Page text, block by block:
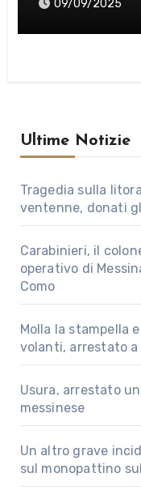
09/09/2025
Ultime Notizie
Tragedia sulla
ventenne, donati
Carabinieri, il
operativo di
Como
Molla la stampella
volanti, arrestato a
Usura, arrestato
messinese
Un altro grave
sul monopattino